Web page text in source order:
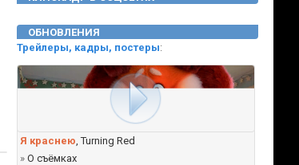
ОБНОВЛЕНИЯ
Трейлеры, кадры, постеры:
Я краснею, Turning Red
» О съёмках